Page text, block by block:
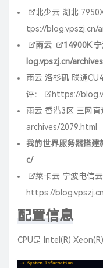
北少云 湖北
tps://blog.vpszj.cn/
雨云
14900K宁
log.vpszj.cn/
雨云 洛杉矶 联通
评：
https://
雨云 香港3区 三网直
archives/2079.html
我的世界服务器搭建
c/
莱卡云 宁波电信
https://
配置信息
CPU是 Intel(R)